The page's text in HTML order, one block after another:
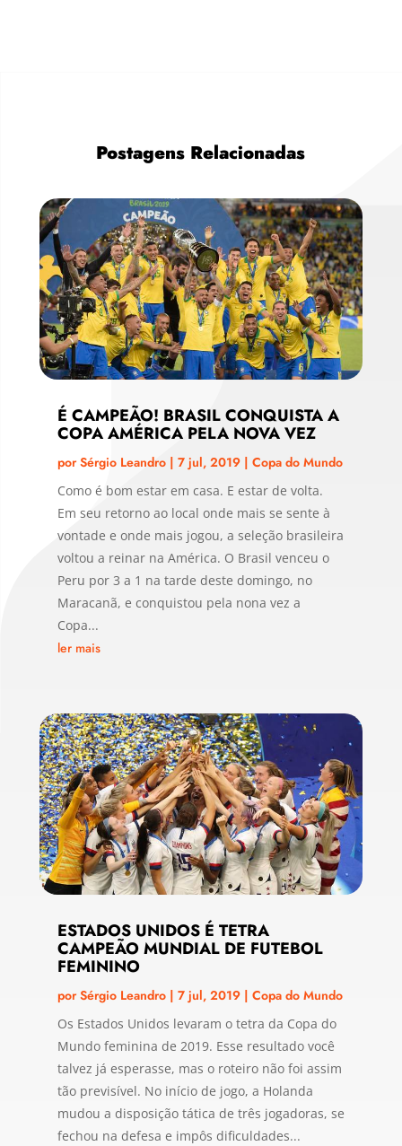
Postagens Relacionadas
É CAMPEÃO! BRASIL CONQUISTA A
COPA AMÉRICA PELA NOVA VEZ
porSérgio Leandro| 7 jul, 2019| Copa do Mundo
Como é bom estar em casa. E estar de volta.
Em seu retorno ao local onde mais se sente à
vontade e onde mais jogou, a seleção brasileira
voltou a reinar na América. O Brasil venceu o
Peru por 3 a 1 na tarde deste domingo, no
Maracanã, e conquistou pela nona vez a
Copa...
ler mais
ESTADOS UNIDOS É TETRA
CAMPEÃO MUNDIAL DE FUTEBOL
FEMININO
porSérgio Leandro| 7 jul, 2019| Copa do Mundo
Os Estados Unidos levaram o tetra da Copa do
Mundo feminina de 2019. Esse resultado você
talvez já esperasse, mas o roteiro não foi assim
tão previsível. No início de jogo, a Holanda
mudou a disposição tática de três jogadoras, se
fechou na defesa e impôs dificuldades...